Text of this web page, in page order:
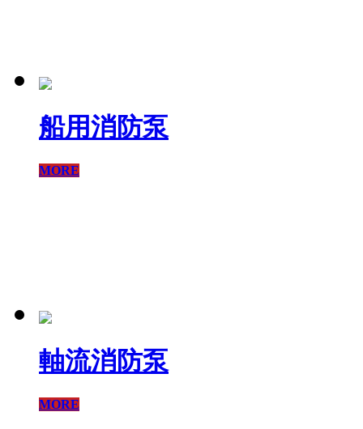
船用消防泵
MORE
軸流消防泵
MORE